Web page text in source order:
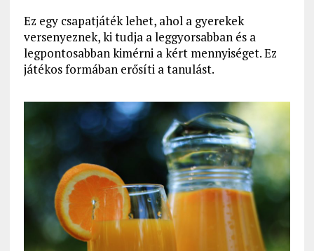
Ez egy csapatjáték lehet, ahol a gyerekek
versenyeznek, ki tudja a leggyorsabban és a
legpontosabban kimérni a kért mennyiséget. Ez
játékos formában erősíti a tanulást.